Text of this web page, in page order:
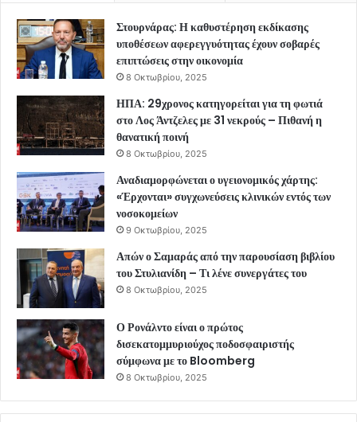
Στουρνάρας: Η καθυστέρηση εκδίκασης
υποθέσεων αφερεγγυότητας έχουν σοβαρές
επιπτώσεις στην οικονομία
8 Οκτωβρίου, 2025
ΗΠΑ: 29χρονος κατηγορείται για τη φωτιά
στο Λος Άντζελες με 31 νεκρούς – Πιθανή η
θανατική ποινή
8 Οκτωβρίου, 2025
Αναδιαμορφώνεται ο υγειονομικός χάρτης:
«Έρχονται» συγχωνεύσεις κλινικών εντός των
νοσοκομείων
9 Οκτωβρίου, 2025
Απών ο Σαμαράς από την παρουσίαση βιβλίου
του Στυλιανίδη – Τι λένε συνεργάτες του
8 Οκτωβρίου, 2025
Ο Ρονάλντο είναι ο πρώτος
δισεκατομμυριούχος ποδοσφαιριστής
σύμφωνα με το Bloomberg
8 Οκτωβρίου, 2025